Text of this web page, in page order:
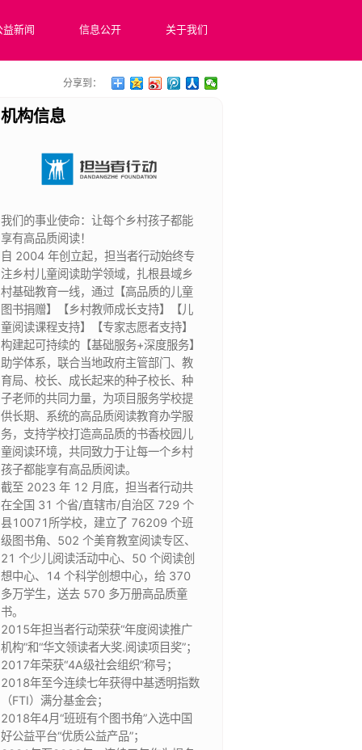
益新闻 信息公开 关于我们
分享到：
机构信息
我们的事业使命：让每个乡村孩子都能
享有高品质阅读！
自 2004 年创立起，担当者行动始终专
注乡村儿童阅读助学领域，扎根县域乡
村基础教育一线，通过【高品质的儿童
图书捐赠】【乡村教师成长支持】【儿
童阅读课程支持】【专家志愿者支持】
构建起可持续的【基础服务+深度服务】
助学体系，联合当地政府主管部门、教
育局、校长、成长起来的种子校长、种
子老师的共同力量，为项目服务学校提
供长期、系统的高品质阅读教育办学服
务，支持学校打造高品质的书香校园儿
童阅读环境，共同致力于让每一个乡村
孩子都能享有高品质阅读。
截至 2023 年 12 月底，担当者行动共
在全国 31 个省/直辖市/自治区 729 个
县10071所学校，建立了 76209 个班
级图书角、502 个美育教室阅读专区、
21 个少儿阅读活动中心、50 个阅读创
想中心、14 个科学创想中心，给 370
多万学生，送去 570 多万册高品质童
书。
2015年担当者行动荣获“年度阅读推广
机构”和“华文领读者大奖.阅读项目奖”；
2017年荣获“4A级社会组织”称号；
2018年至今连续七年获得中基透明指数
（FTI）满分基金会；
2018年4月“班班有个图书角”入选中国
好公益平台“优质公益产品”；